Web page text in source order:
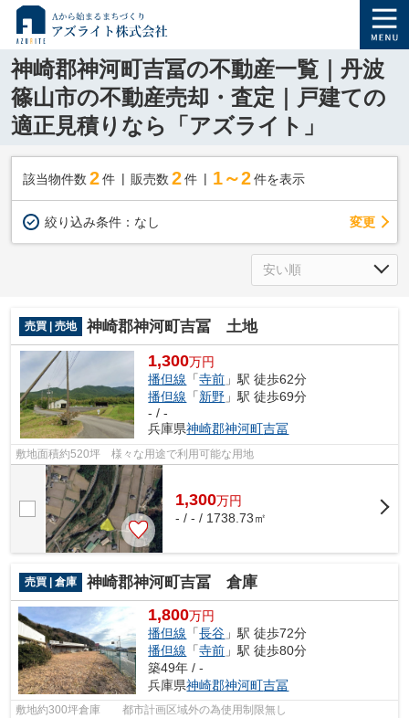
神崎郡神河町吉冨の不動産一覧｜丹波
篠山市の不動産売却・査定｜戸建ての
適正見積りなら「アズライト」
該当物件数 2件 販売数 2 件 1～2 件を表示
絞り込み条件： なし 変更
売買 | 売地 神崎郡神河町吉冨 土地
1,300万円
播但線 「寺前 」駅 徒歩62分
播但線 「新野 」駅 徒歩69分
- / -
兵庫県神崎郡神河町吉冨
敷地面積約520坪 様々な用途で利用可能な用地
1,300万円
- / - / 1738.73㎡
売買 | 倉庫 神崎郡神河町吉冨 倉庫
1,800万円
播但線 「長谷 」駅 徒歩72分
播但線 「寺前 」駅 徒歩80分
築49年 / -
兵庫県神崎郡神河町吉冨
敷地約300坪倉庫 都市計画区域外の為使用制限無し